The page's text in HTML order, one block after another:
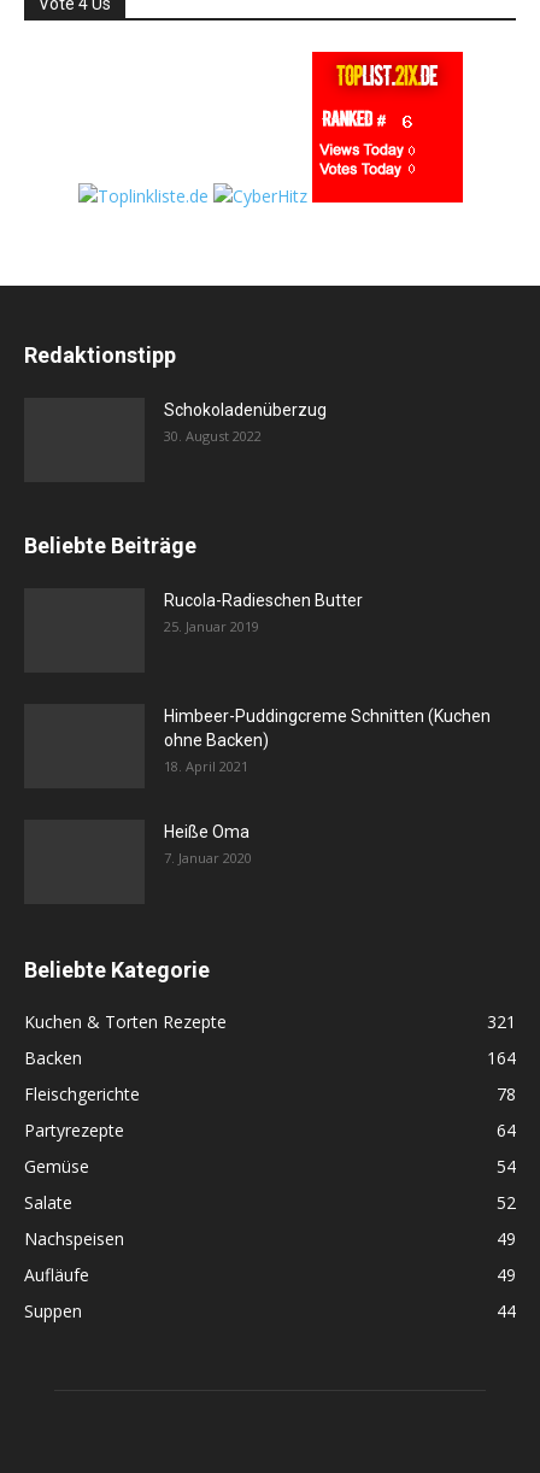
Redaktionstipp
Schokoladenüberzug
30. August 2022
Beliebte Beiträge
Rucola-Radieschen Butter
25. Januar 2019
Himbeer-Puddingcreme Schnitten (Kuchen
ohne Backen)
18. April 2021
Heiße Oma
7. Januar 2020
Beliebte Kategorie
Kuchen & Torten Rezepte
321
Backen
164
Fleischgerichte
78
Partyrezepte
64
Gemüse
54
Salate
52
Nachspeisen
49
Aufläufe
49
Suppen
44